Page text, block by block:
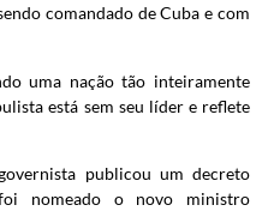
comandado de Cuba e com
uma nação tão inteiramente
está sem seu líder e reflete
publicou um decreto
nomeado o novo ministro